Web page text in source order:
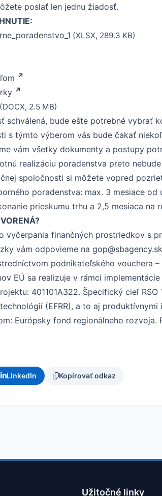
poslať len jednu žiadosť.
(XLSX, 289.3 KB)
(DOCX, 2.5 MB)
schválená, bude ešte potrebné vybrať
s týmto výberom vás bude čakať
vám všetky dokumenty a postupy
realizáciu poradenstva preto
spoločnosti si môžete vopred
poradenstva: max. 3 mesiace
prieskumu trhu a 2,5 mesiaca
vyčerpania finančných prostriedkov s
vám odpovieme na
podnikateľského vouchera
EÚ sa realizuje v rámci
401101A322. Špecifický cieľ
(EFRR), a to aj
Európsky fond regionálneho rozvoja.
LinkedIn Kopírovať odkaz
Užitočné linky